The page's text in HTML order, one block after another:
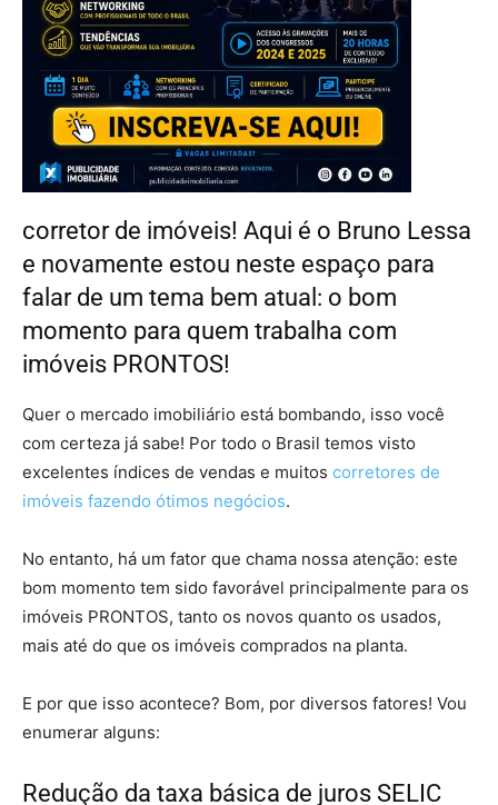
corretor de imóveis! Aqui é o Bruno Lessa
e novamente estou neste espaço para
falar de um tema bem atual: o bom
momento para quem trabalha com
imóveis PRONTOS!
Quer o mercado imobiliário está bombando, isso você
com certeza já sabe! Por todo o Brasil temos visto
excelentes índices de vendas e muitos corretores de
imóveis fazendo ótimos negócios.
No entanto, há um fator que chama nossa atenção: este
bom momento tem sido favorável principalmente para os
imóveis PRONTOS, tanto os novos quanto os usados,
mais até do que os imóveis comprados na planta.
E por que isso acontece? Bom, por diversos fatores! Vou
enumerar alguns:
Redução da taxa básica de juros SELIC